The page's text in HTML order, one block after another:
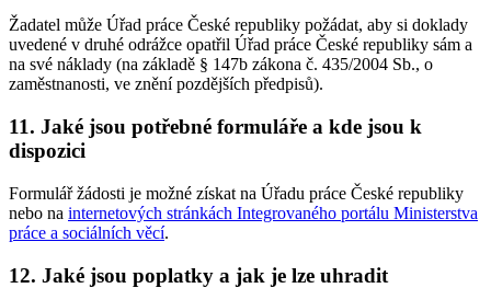
Žadatel může Úřad práce České republiky požádat, aby si doklady
uvedené v druhé odrážce opatřil Úřad práce České republiky sám a
na své náklady (na základě § 147b zákona č. 435/2004 Sb., o
zaměstnanosti, ve znění pozdějších předpisů).
11. Jaké jsou potřebné formuláře a kde jsou k
dispozici
Formulář žádosti je možné získat na Úřadu práce České republiky
nebo na internetových stránkách Integrovaného portálu Ministerstva
práce a sociálních věcí.
12. Jaké jsou poplatky a jak je lze uhradit